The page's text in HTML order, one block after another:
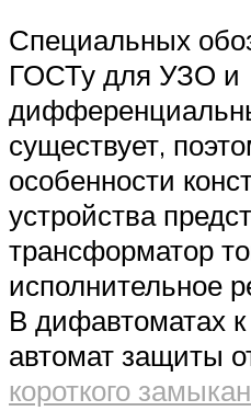
Специальных
ГОСТу для УЗО и
существует,
особенности
устройства
трансформатор
исполнительное
В дифавтоматах
автомат защиты
короткого